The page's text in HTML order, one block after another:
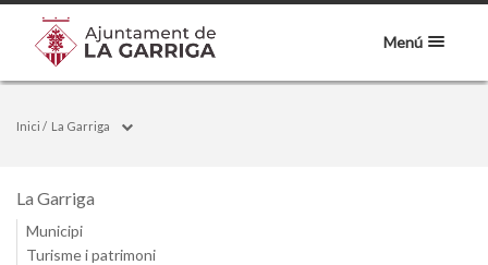
Menú
Inici / La Garriga
La Garriga
Municipi
Turisme i patrimoni